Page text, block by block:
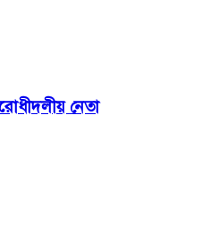
নেতা